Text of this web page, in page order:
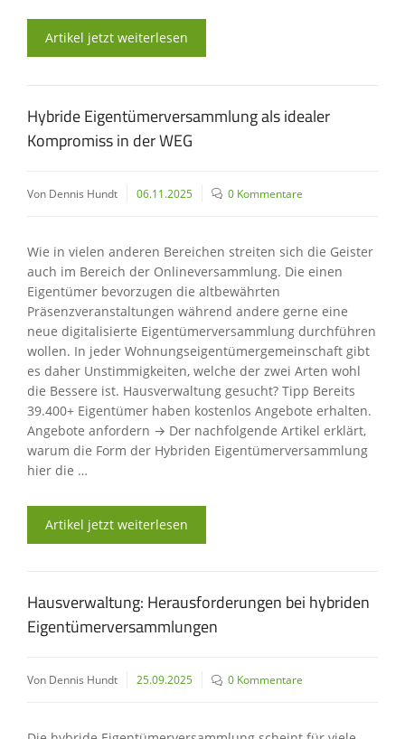
Artikel jetzt weiterlesen
Hybride Eigentümerversammlung als idealer
Kompromiss in der WEG
Von Dennis Hundt 06.11.2025 0 Kommentare
Wie in vielen anderen Bereichen streiten sich die Geister
auch im Bereich der Onlineversammlung. Die einen
Eigentümer bevorzugen die altbewährten
Präsenzveranstaltungen während andere gerne eine
neue digitalisierte Eigentümerversammlung durchführen
wollen. In jeder Wohnungseigentümergemeinschaft gibt
es daher Unstimmigkeiten, welche der zwei Arten wohl
die Bessere ist. Hausverwaltung gesucht? Tipp Bereits
39.400+ Eigentümer haben kostenlos Angebote erhalten.
Angebote anfordern → Der nachfolgende Artikel erklärt,
warum die Form der Hybriden Eigentümerversammlung
hier die …
Artikel jetzt weiterlesen
Hausverwaltung: Herausforderungen bei hybriden
Eigentümerversammlungen
Von Dennis Hundt 25.09.2025 0 Kommentare